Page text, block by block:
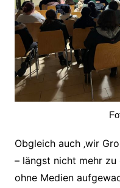
Obgleich auch ‚wir
– längst nicht mehr
ohne Medien